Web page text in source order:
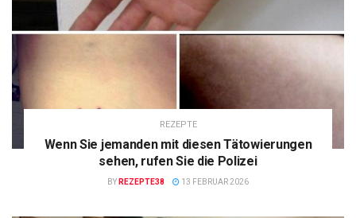
REZEPTE
Wenn Sie jemanden mit diesen Tätowierungen
sehen, rufen Sie die Polizei
BY REZEPTE38 13 FEBRUAR 2026